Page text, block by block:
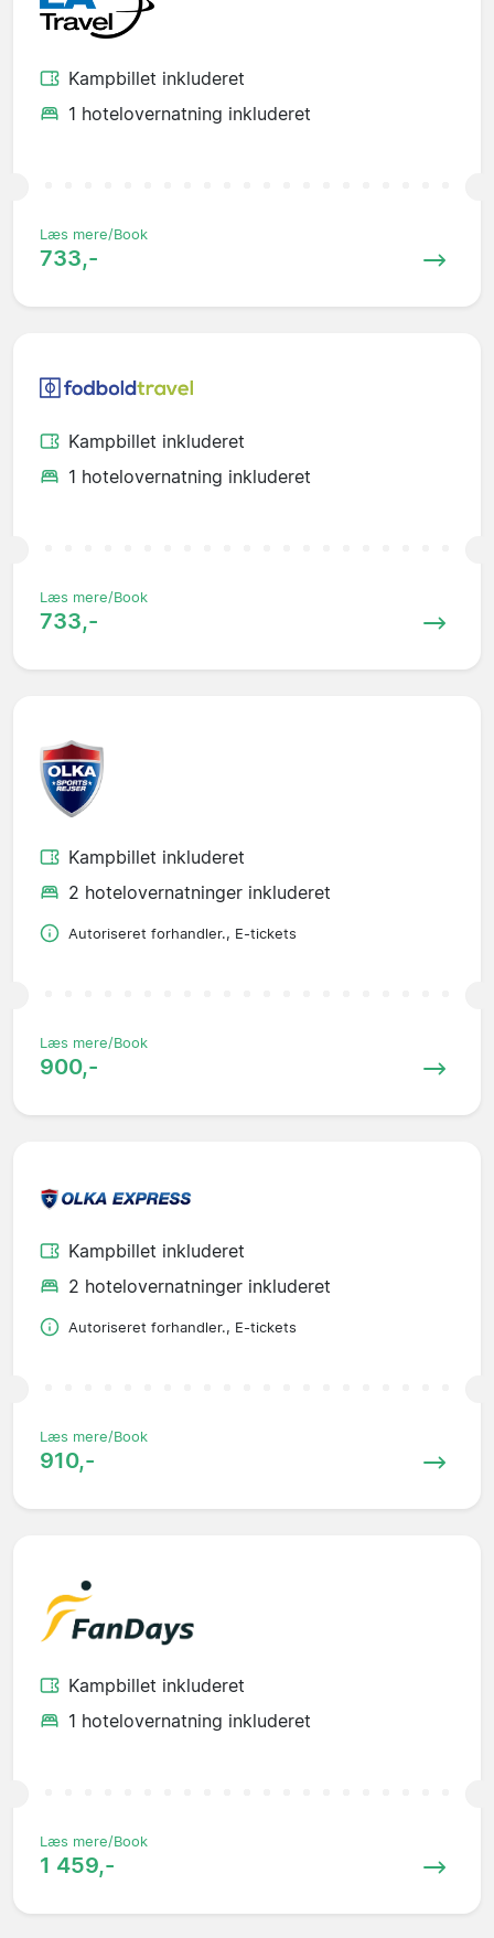
Kampbillet inkluderet
1 hotelovernatning inkluderet
Læs mere/Book
733,-
Kampbillet inkluderet
1 hotelovernatning inkluderet
Læs mere/Book
733,-
Kampbillet inkluderet
2 hotelovernatninger inkluderet
Autoriseret forhandler., E-tickets
Læs mere/Book
900,-
Kampbillet inkluderet
2 hotelovernatninger inkluderet
Autoriseret forhandler., E-tickets
Læs mere/Book
910,-
Kampbillet inkluderet
1 hotelovernatning inkluderet
Læs mere/Book
1 459,-